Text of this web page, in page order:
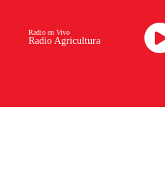
Radio Agricultura
Radio en Vivo